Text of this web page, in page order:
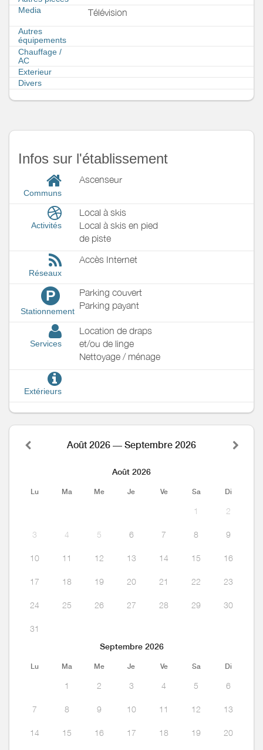
Media
Télévision
Autres
équipements
Chauffage /
AC
Exterieur
Divers
Infos sur l'établissement
Communs
Ascenseur
Activités
Local à skis
Local à skis en pied
de piste
Réseaux
Accès Internet
P
Stationnement
Parking couvert
Parking payant
Services
Location de draps
et/ou de linge
Nettoyage / ménage
Extérieurs
Août 2026 — Septembre 2026
Août 2026
Lu Ma Me Je Ve Sa Di
1 2
3 4 5 6 7 8 9
10 11 12 13 14 15 16
17 18 19 20 21 22 23
24 25 26 27 28 29 30
31
Septembre 2026
Lu Ma Me Je Ve Sa Di
1 2 3 4 5 6
7 8 9 10 11 12 13
14 15 16 17 18 19 20